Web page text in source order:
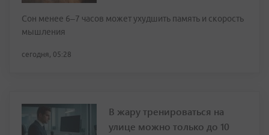
Сон менее 6–7 часов может ухудшить память и скорость
мышления
сегодня, 05:28
В жару тренироваться на
улице можно только до 10